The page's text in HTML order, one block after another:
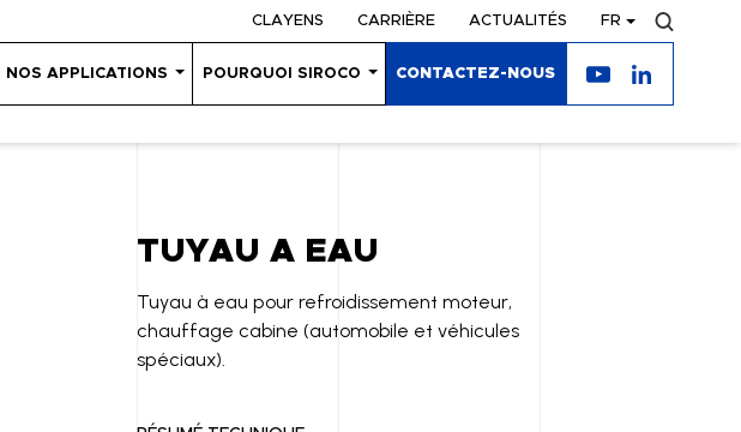
CLAYENS CARRIÈRE ACTUALITÉS FR
NOS APPLICATIONS POURQUOI SIROCO CONTACTEZ-NOUS
TUYAU A EAU
Tuyau à eau pour refroidissement moteur,
chauffage cabine (automobile et véhicules
spéciaux).